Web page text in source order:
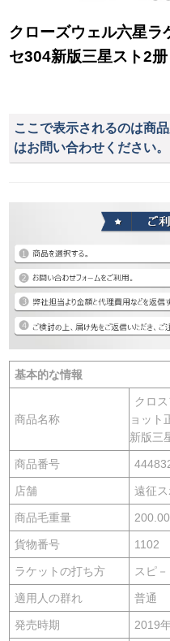
クローズウェル六星ラ
セ304新版三星スト2册
ここで表示されるのは商
はお問い合わせください。
基本的な情報
商品名称
クロ
ョット
新版三
商品番号
店舗 遠征
商品毛重量
貨物番号 1102
ラケットの打ち方 スピ
適用人の群れ 普通
発売時期 2019